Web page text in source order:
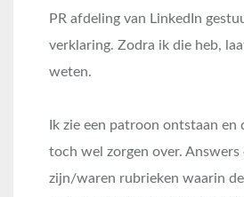
PR afdeling van LinkedIn
verklaring. Zodra ik die heb,
weten.
Ik zie een patroon ontstaan en
toch wel zorgen over. Answers
zijn/waren rubrieken waarin